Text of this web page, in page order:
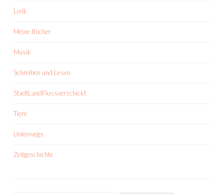
Lyrik
Meine Bücher
Musik
Schreiben und Lesen
StadtLandFlussverschickt
Tiere
Unterwegs
Zeitgeschichte